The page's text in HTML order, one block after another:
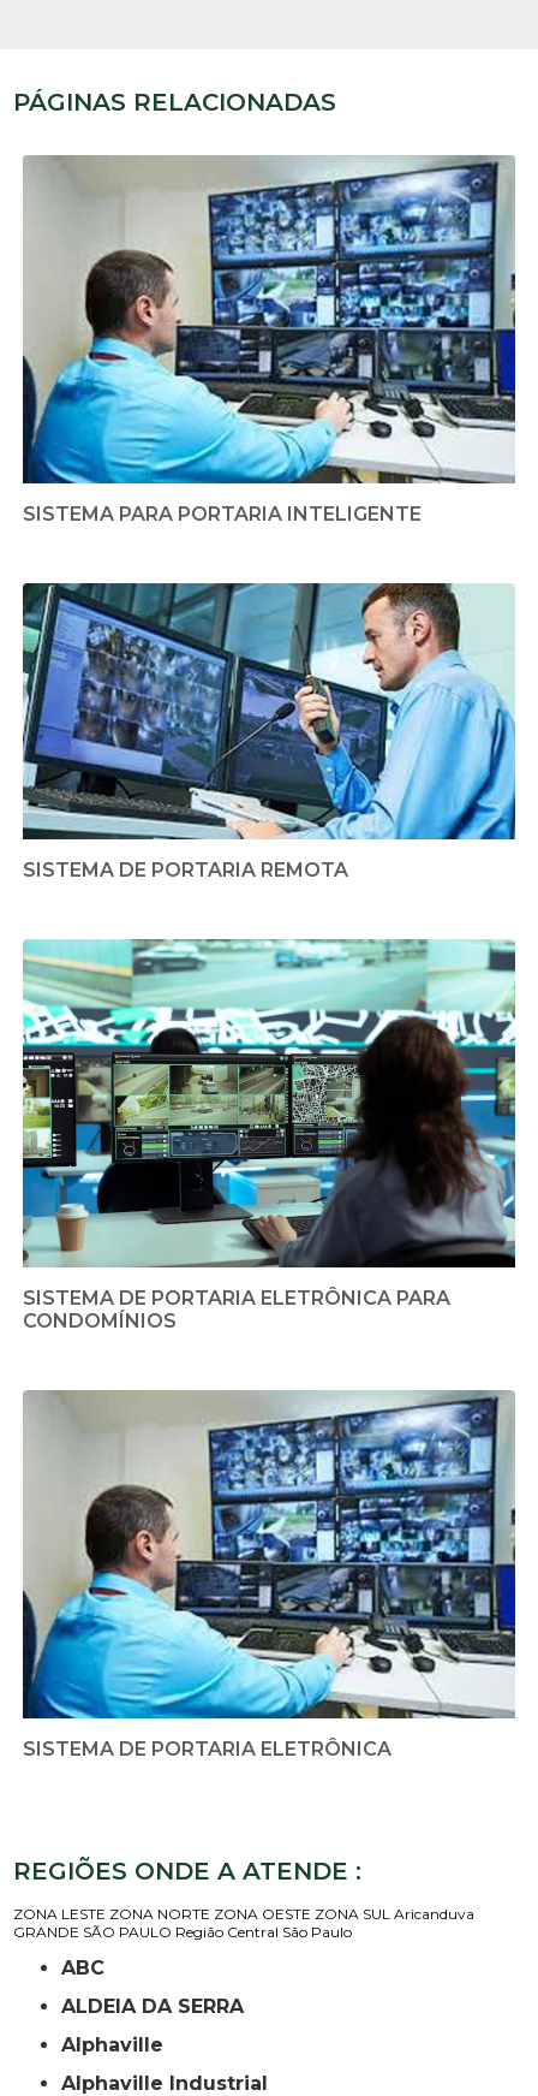
PÁGINAS RELACIONADAS
SISTEMA PARA PORTARIA INTELIGENTE
SISTEMA DE PORTARIA REMOTA
SISTEMA DE PORTARIA ELETRÔNICA PARA
CONDOMÍNIOS
SISTEMA DE PORTARIA ELETRÔNICA
REGIÕES ONDE A ATENDE :
ZONA LESTE ZONA NORTE ZONA OESTE ZONA SUL Aricanduva
GRANDE SÃO PAULO Região Central São Paulo
ABC
ALDEIA DA SERRA
Alphaville
Alphaville Industrial